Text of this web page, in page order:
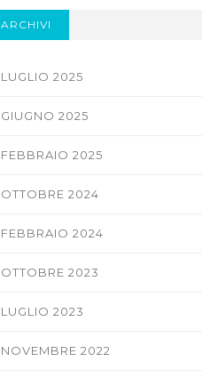
ARCHIVI
LUGLIO 2025
GIUGNO 2025
FEBBRAIO 2025
OTTOBRE 2024
FEBBRAIO 2024
OTTOBRE 2023
LUGLIO 2023
NOVEMBRE 2022